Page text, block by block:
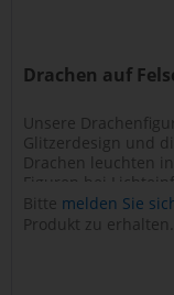
Drachen auf
Unsere
Glitzerdesign und
Drachen leuchten
Figuren bei
eine...
Art.Nr.: 0360770
Bitte melden Sie
Produkt zu erhalten.